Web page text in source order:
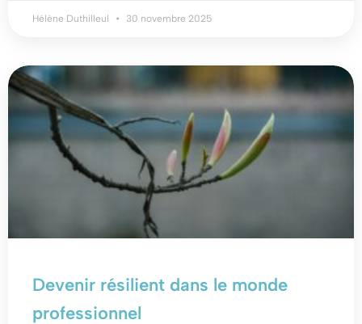
Hélène Duthilleul 30 novembre 2025
Devenir résilient dans le monde
professionnel